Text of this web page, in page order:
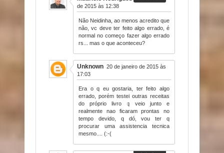
de 2015 às 12:38
Não Neidinha, ao menos acredito que
não, vc deve ter feito algo errado, é
normal no começo fazer algo errado
rs... mas o que aconteceu?
Unknown 20 de janeiro de 2015 às
17:03
Era o q eu gostaria, ter feito algo
errado, porém testei outras receitas
do próprio livro q veio junto e
realmente nao ficaram prontas no
tempo devido, q dó, vou ter q
procurar uma assistencia tecnica
mesmo.... (:-(